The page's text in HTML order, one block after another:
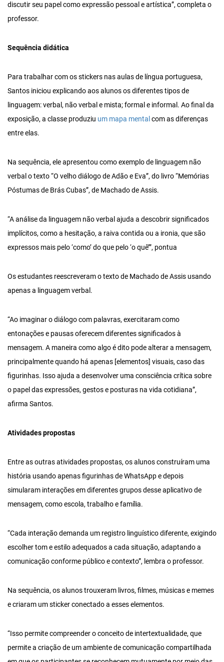
discutir seu papel como expressão pessoal e artística”, completa o
professor.
Sequência didática
Para trabalhar com os stickers nas aulas de língua portuguesa,
Santos iniciou explicando aos alunos os diferentes tipos de
linguagem: verbal, não verbal e mista; formal e informal. Ao final da
exposição, a classe produziu um mapa mental com as diferenças
entre elas.
Na sequência, ele apresentou como exemplo de linguagem não
verbal o texto “O velho diálogo de Adão e Eva”, do livro “Memórias
Póstumas de Brás Cubas”, de Machado de Assis.
“A análise da linguagem não verbal ajuda a descobrir significados
implícitos, como a hesitação, a raiva contida ou a ironia, que são
expressos mais pelo ‘como’ do que pelo ‘o quê’”, pontua
Os estudantes reescreveram o texto de Machado de Assis usando
apenas a linguagem verbal.
“Ao imaginar o diálogo com palavras, exercitaram como
entonações e pausas oferecem diferentes significados à
mensagem. A maneira como algo é dito pode alterar a mensagem,
principalmente quando há apenas [elementos] visuais, caso das
figurinhas. Isso ajuda a desenvolver uma consciência crítica sobre
o papel das expressões, gestos e posturas na vida cotidiana”,
afirma Santos.
Atividades propostas
Entre as outras atividades propostas, os alunos construíram uma
história usando apenas figurinhas de WhatsApp e depois
simularam interações em diferentes grupos desse aplicativo de
mensagem, como escola, trabalho e família.
“Cada interação demanda um registro linguístico diferente, exigindo
escolher tom e estilo adequados a cada situação, adaptando a
comunicação conforme público e contexto”, lembra o professor.
Na sequência, os alunos trouxeram livros, filmes, músicas e memes
e criaram um sticker conectado a esses elementos.
“Isso permite compreender o conceito de intertextualidade, que
permite a criação de um ambiente de comunicação compartilhada